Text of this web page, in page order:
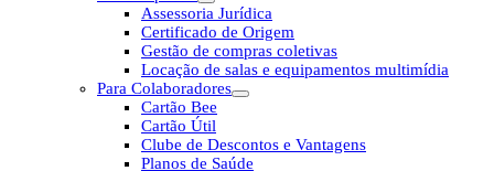
Assessoria Jurídica
Certificado de Origem
Gestão de compras coletivas
Locação de salas e equipamentos multimídia
Para Colaboradores
Cartão Bee
Cartão Útil
Clube de Descontos e Vantagens
Planos de Saúde